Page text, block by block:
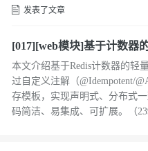
发表了文章
[017][web模块]基于计数器
战
本文介绍基于Redis计数器的轻
过自定义注解（@Idempotent/
存模板，实现声明式、分布式
码简洁、易集成、可扩展。（